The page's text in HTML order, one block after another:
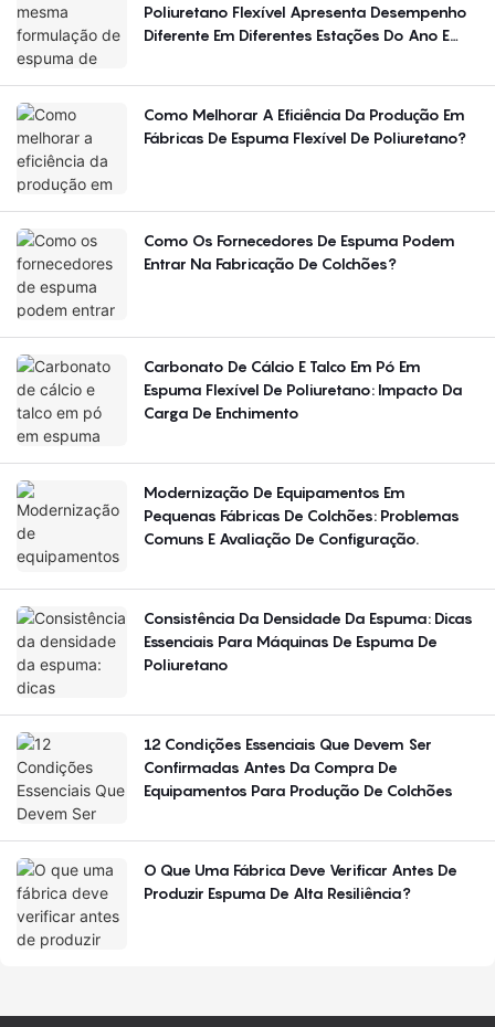
Poliuretano Flexível Apresenta Desempenho
Diferente Em Diferentes Estações Do Ano E
Como Melhorar A Eficiência Da Produção Em
Fábricas De Espuma Flexível De Poliuretano?
Como Os Fornecedores De Espuma Podem
Entrar Na Fabricação De Colchões?
Carbonato De Cálcio E Talco Em Pó Em
Espuma Flexível De Poliuretano: Impacto Da
Carga De Enchimento
Modernização De Equipamentos Em
Pequenas Fábricas De Colchões: Problemas
Comuns E Avaliação De Configuração.
Consistência Da Densidade Da Espuma: Dicas
Essenciais Para Máquinas De Espuma De
Poliuretano
12 Condições Essenciais Que Devem Ser
Confirmadas Antes Da Compra De
Equipamentos Para Produção De Colchões
O Que Uma Fábrica Deve Verificar Antes De
Produzir Espuma De Alta Resiliência?